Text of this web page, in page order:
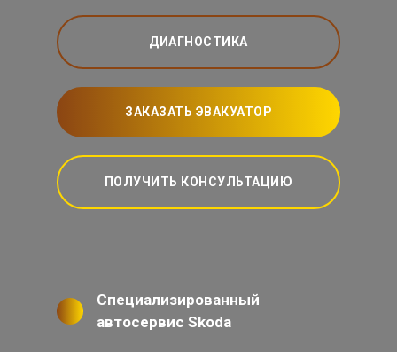
ДИАГНОСТИКА
ЗАКАЗАТЬ ЭВАКУАТОР
ПОЛУЧИТЬ КОНСУЛЬТАЦИЮ
Специализированный
автосервис Skoda